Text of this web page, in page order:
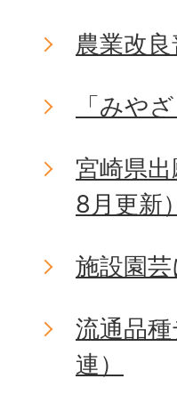
農業改
「みや
宮崎県
8月更新）
施設園
流通品
連）